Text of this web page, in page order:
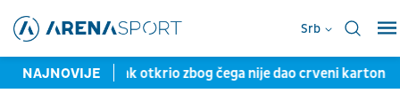
Srb
NAJNOVIJE
Marčinjak otkrio zbog čega nije dao crveni karton Mesiju i